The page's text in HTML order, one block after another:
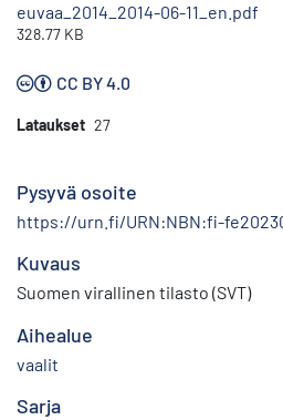
euvaa_2014_2014-06-11_en.pdf
328.77 KB
CC BY 4.0
Lataukset 27
Pysyvä osoite
https://urn.fi/URN:NBN:fi-
Kuvaus
Suomen virallinen tilasto (SVT)
Aihealue
vaalit
Sarja